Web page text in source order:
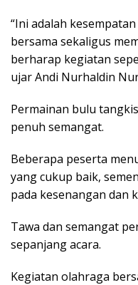
“Ini adalah
bersama sekaligus
berharap kegiatan
ujar Andi Nurhaldin
Permainan bulu
penuh semangat.
Beberapa peserta
yang cukup baik,
pada kesenangan dan
Tawa dan semangat
sepanjang acara.
Kegiatan olahraga